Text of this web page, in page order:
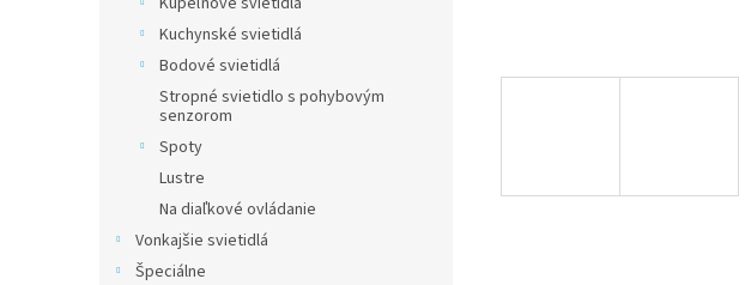
Kuchynské svietidlá
Bodové svietidlá
Stropné svietidlo s pohybovým
senzorom
Spoty
Lustre
Na diaľkové ovládanie
Vonkajšie svietidlá
Špeciálne